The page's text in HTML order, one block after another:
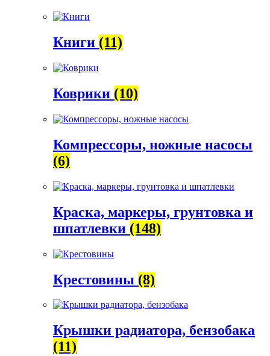
Книги (11)
Коврики (10)
Компрессоры, ножные насосы
(6)
Краска, маркеры, грунтовка и
шпатлевки (148)
Крестовины (8)
Крышки радиатора, бензобака
(11)